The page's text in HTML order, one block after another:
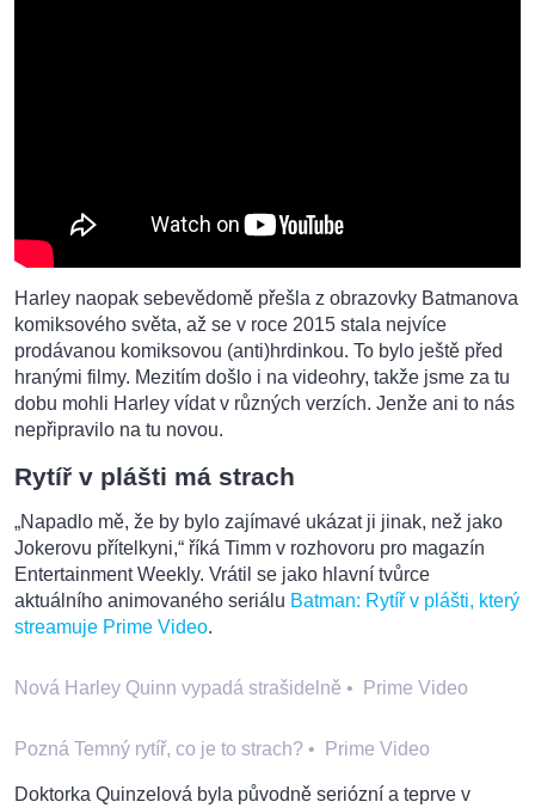
Harley naopak sebevědomě přešla z obrazovky Batmanova
komiksového světa, až se v roce 2015 stala nejvíce
prodávanou komiksovou (anti)hrdinkou. To bylo ještě před
hranými filmy. Mezitím došlo i na videohry, takže jsme za tu
dobu mohli Harley vídat v různých verzích. Jenže ani to nás
nepřipravilo na tu novou.
Rytíř v plášti má strach
„Napadlo mě, že by bylo zajímavé ukázat ji jinak, než jako
Jokerovu přítelkyni,“ říká Timm v rozhovoru pro magazín
Entertainment Weekly. Vrátil se jako hlavní tvůrce
aktuálního animovaného seriálu Batman: Rytíř v plášti, který
streamuje Prime Video.
Nová Harley Quinn vypadá strašidelně • Prime Video
Pozná Temný rytíř, co je to strach? • Prime Video
Doktorka Quinzelová byla původně seriózní a teprve v